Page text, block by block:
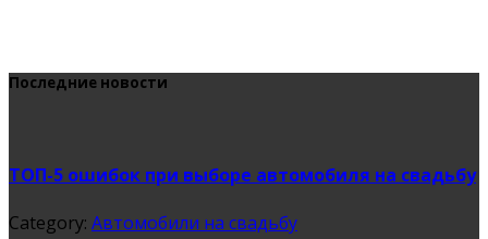
Последние новости
ТОП-5 ошибок при выборе автомобиля на свадьбу
Category: Автомобили на свадьбу